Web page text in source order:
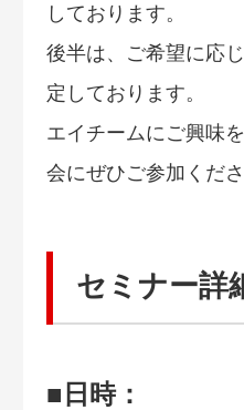
しております。
後半は、ご希望に応
定しております。
エイチームにご興味
会にぜひご参加くださ
セミナー詳
■日時：